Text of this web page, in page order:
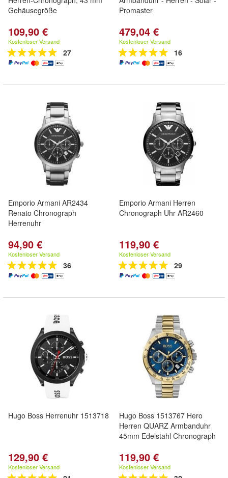
Gehäusegröße
109,90 €
Kostenloser Versand
27
Promaster
479,04 €
Kostenloser Versand
16
Emporio Armani AR2434
Renato Chronograph
Herrenuhr
94,90 €
Kostenloser Versand
36
Emporio Armani Herren
Chronograph Uhr AR2460
119,90 €
Kostenloser Versand
29
Hugo Boss Herrenuhr 1513718
129,90 €
Kostenloser Versand
Hugo Boss 1513767 Hero
Herren QUARZ Armbanduhr
45mm Edelstahl Chronograph
119,90 €
Kostenloser Versand